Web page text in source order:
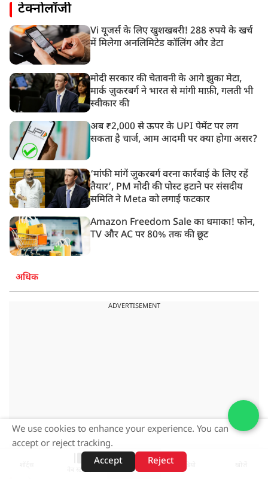
टेक्नोलॉजी
Vi यूजर्स के लिए खुशखबरी! 288 रुपये के खर्च
में मिलेगा अनलिमिटेड कॉलिंग और डेटा
मोदी सरकार की चेतावनी के आगे झुका मेटा,
मार्क ज़ुकरबर्ग ने भारत से मांगी माफ़ी, गलती भी
स्वीकार की
अब ₹2,000 से ऊपर के UPI पेमेंट पर लग
सकता है चार्ज, आम आदमी पर क्या होगा असर?
‘मांफी मांगें जुकरबर्ग वरना कार्रवाई के लिए रहें
तैयार’, PM मोदी की पोस्ट हटाने पर संसदीय
समिति ने Meta को लगाई फटकार
Amazon Freedom Sale का धमाका! फोन,
TV और AC पर 80% तक की छूट
अधिक
ADVERTISEMENT
वेब स्टोरीज़
We use cookies to enhance your experience. You can
accept or reject tracking.
Accept
Reject